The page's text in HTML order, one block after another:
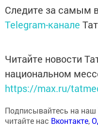
Следите за самым
Telegram-канале
Читайте новости
национальном
https://max.ru/
Подписывайтесь на наш
читайте нас Вконтакте,